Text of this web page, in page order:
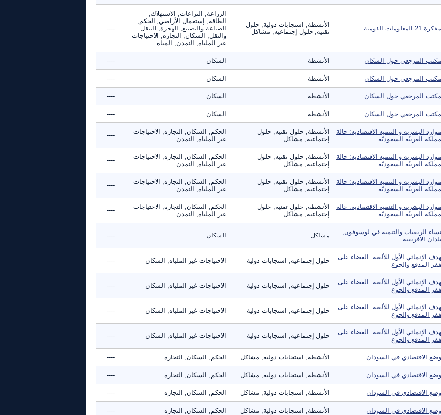
21-المعلومات القومية.
الأنشطة, استجابات دولية, حلول
تقنيه, حلول إجتماعيه, مشاكل
الزراعة, النزاعات, الاستهلاك,
الطاقه, إستعمال الأراضي, الحكم,
الصناعة والتصنيع, الهجرة, التنقل
والنقل, السكان, التجاره, الاحتياجات
غير الملباه, التمدن, المياه
----
المرجعي حول السكان الأنشطة السكان ----
المرجعي حول السكان الأنشطة السكان ----
المرجعي حول السكان الأنشطة السكان ----
المرجعي حول السكان الأنشطة السكان ----
البشريه و التنميه الاقتصاديه: حالة
العربيّه السعوديّه
الأنشطة, حلول تقنيه, حلول
إجتماعيه, مشاكل
الحكم, السكان, التجاره, الاحتياجات
غير الملباه, التمدن
----
البشريه و التنميه الاقتصاديه: حالة
العربيّه السعوديّه
الأنشطة, حلول تقنيه, حلول
إجتماعيه, مشاكل
الحكم, السكان, التجاره, الاحتياجات
غير الملباه, التمدن
----
البشريه و التنميه الاقتصاديه: حالة
العربيّه السعوديّه
الأنشطة, حلول تقنيه, حلول
إجتماعيه, مشاكل
الحكم, السكان, التجاره, الاحتياجات
غير الملباه, التمدن
----
البشريه و التنميه الاقتصاديه: حالة
العربيّه السعوديّه
الأنشطة, حلول تقنيه, حلول
إجتماعيه, مشاكل
الحكم, السكان, التجاره, الاحتياجات
غير الملباه, التمدن
----
الريفيات والتنمية في لوسوفون,
الافريقية
مشاكل السكان ----
الإنمائي الأول للألفية: القضاء على
المدقع والجوع
حلول إجتماعيه, استجابات دولية الاحتياجات غير الملباه, السكان ----
الإنمائي الأول للألفية: القضاء على
المدقع والجوع
حلول إجتماعيه, استجابات دولية الاحتياجات غير الملباه, السكان ----
الإنمائي الأول للألفية: القضاء على
المدقع والجوع
حلول إجتماعيه, استجابات دولية الاحتياجات غير الملباه, السكان ----
الإنمائي الأول للألفية: القضاء على
المدقع والجوع
حلول إجتماعيه, استجابات دولية الاحتياجات غير الملباه, السكان ----
الاقتصادي في السودان الأنشطة, استجابات دولية, مشاكل الحكم, السكان, التجاره ----
الاقتصادي في السودان الأنشطة, استجابات دولية, مشاكل الحكم, السكان, التجاره ----
الاقتصادي في السودان الأنشطة, استجابات دولية, مشاكل الحكم, السكان, التجاره ----
الاقتصادي في السودان الأنشطة, استجابات دولية, مشاكل الحكم, السكان, التجاره ----